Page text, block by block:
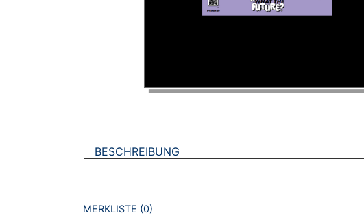
BESCHREIBUNG
VERWEISE AUF VERMERKTE- ODER ZULETZT
MERKLISTE 0